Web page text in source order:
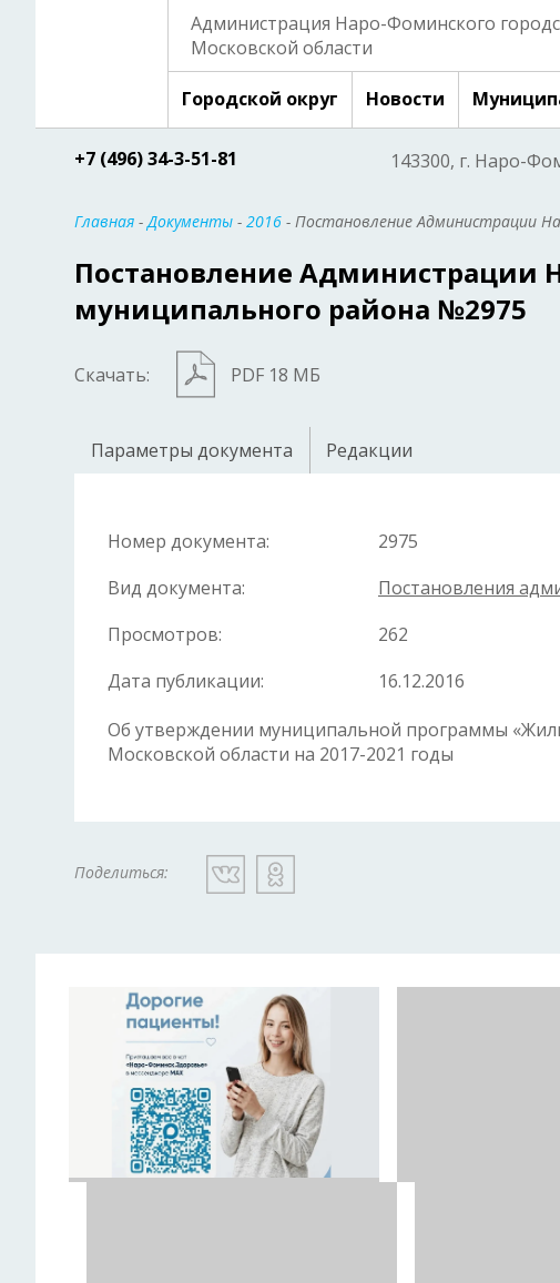
Администрация Наро-Фоминского
Московской области
Городской округ Новости
+7 (496) 34-3-51-81 143300, г. Наро-
Главная -Документы - 2016 - Постановление Администрации
Постановление Администрации
муниципального района №2975
Скачать: PDF 18 МБ
Параметры документа Редакции
Номер документа:
2975
Вид документа:
Постановления
Просмотров:
262
Дата публикации:
16.12.2016
Об утверждении муниципальной программы
Московской области на 2017-2021 годы
Поделиться: